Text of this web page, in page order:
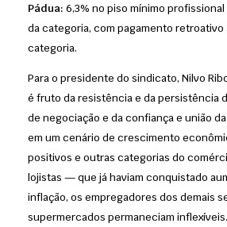
Pádua: 6,3% no piso mínimo profissional
da categoria, com pagamento retroativo
categoria.
Para o presidente do sindicato, Nilvo
é fruto da resistência e da persistência
de negociação e da confiança e união
em um cenário de crescimento
positivos e outras categorias do
lojistas — que já haviam conquistado
inflação, os empregadores dos demais
supermercados permaneciam